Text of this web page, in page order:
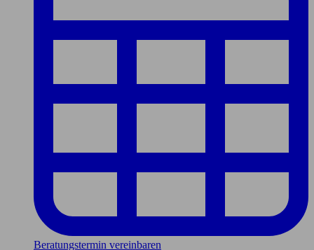
Beratungstermin vereinbaren